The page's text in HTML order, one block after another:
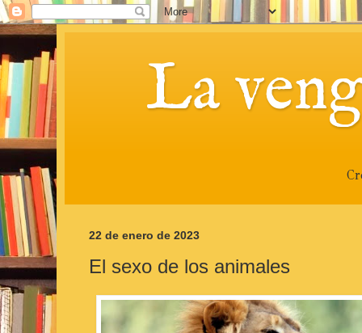
La
22 de enero de 2023
El sexo de los animales